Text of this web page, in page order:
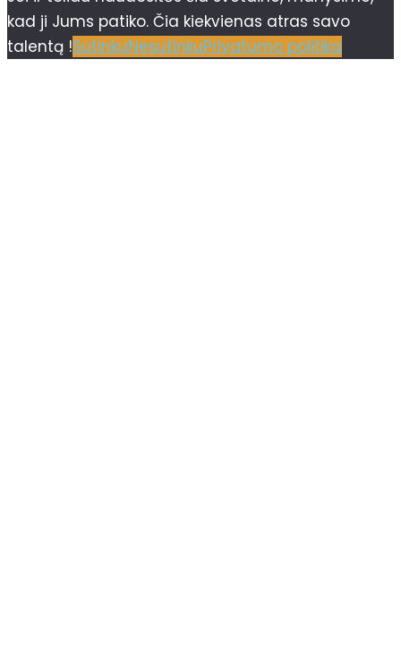
kad ji Jums patiko. Čia kiekvienas atras savo
talentą !SutinkuNesutinkuPrivatumo politika